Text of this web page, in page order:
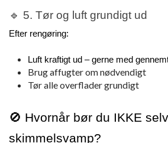
🔹 5. Tør og luft grundigt ud
Efter rengøring:
Luft kraftigt ud – gerne med
Brug affugter om nødvendigt
Tør alle overflader grundigt
🚫 Hvornår bør du IKKE
skimmelsvamp?